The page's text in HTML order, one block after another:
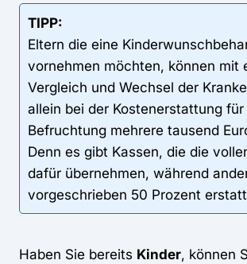
TIPP:
Eltern die eine
vornehmen möchten, können mit
Vergleich und Wechsel der
allein bei der Kostenerstattung
Befruchtung mehrere tausend
Denn es gibt Kassen, die die
dafür übernehmen, während
vorgeschrieben 50 Prozent
Haben Sie bereits Kinder, können